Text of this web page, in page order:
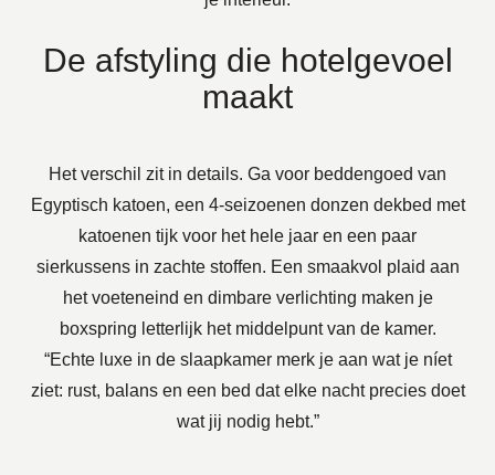
De afstyling die hotelgevoel
maakt
Het verschil zit in details. Ga voor beddengoed van
Egyptisch katoen, een 4-seizoenen donzen dekbed met
katoenen tijk voor het hele jaar en een paar
sierkussens in zachte stoffen. Een smaakvol plaid aan
het voeteneind en dimbare verlichting maken je
boxspring letterlijk het middelpunt van de kamer.
“Echte luxe in de slaapkamer merk je aan wat je níet
ziet: rust, balans en een bed dat elke nacht precies doet
wat jij nodig hebt.”